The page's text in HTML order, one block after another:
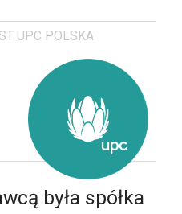
UPC POLSKA
była spółka